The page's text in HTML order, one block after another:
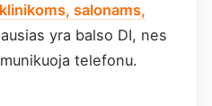
klinikoms, salonams,
yra balso DI, nes
telefonu.